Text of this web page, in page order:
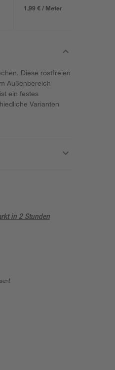
1,99 € / Meter
Diese rostfreien
Außenbereich
ein festes
Varianten
in 2 Stunden